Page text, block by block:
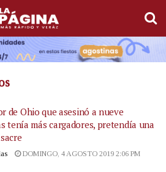
de Ohio que asesinó a nueve
tenía más cargadores, pretendía una
DOMINGO, 4 AGOSTO 2019 2:06 PM